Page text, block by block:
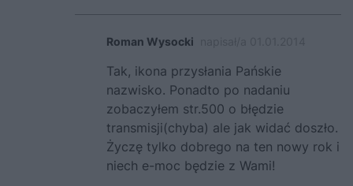
Roman Wysocki
Tak, ikona przysłania Pańskie
nazwisko. Ponadto po nadaniu
zobaczyłem str.500 o błędzie
transmisji(chyba) ale jak widać doszło.
Życzę tylko dobrego na ten nowy rok i
niech e-moc będzie z Wami!